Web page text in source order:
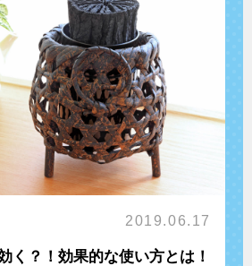
2019.06.17
く？！効果的な使い方とは！